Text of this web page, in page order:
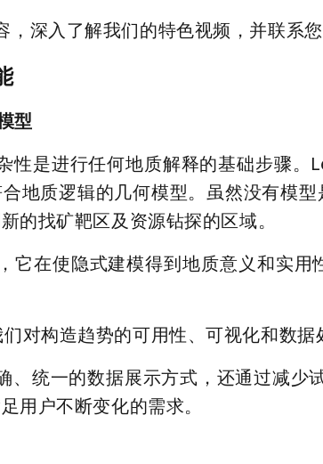
深入了解我们的特色视频，并联系
型
性是进行任何地质解释的基础步骤
地质逻辑的几何模型。虽然没有模
的找矿靶区及资源钻探的区域。
它在使隐式建模得到地质意义和实
对构造趋势的可用性、可视化和数据
、统一的数据展示方式，还通过减
用户不断变化的需求。